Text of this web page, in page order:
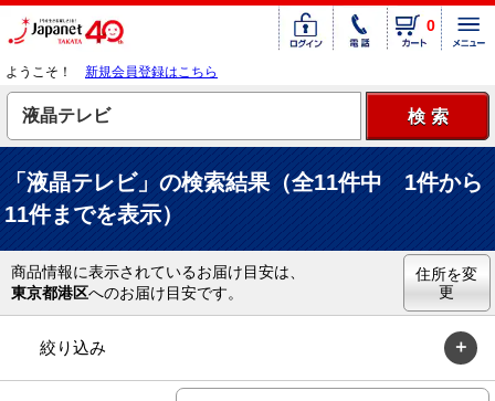
0
ようこそ！ 新規会員登録はこちら
「液晶テレビ」の検索結果（全11件中 1件から
11件までを表示）
商品情報に表示されているお届け目安は、
東京都港区へのお届け目安です。
住所を変
更
絞り込み